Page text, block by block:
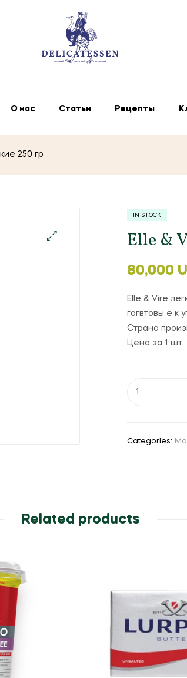
О нас Статьи Рецепты
250 гр
IN STOCK
Elle &
80,000
Elle & Vire
гогвтовы е к
Страна
Цена за 1 шт.
Categories:
Related products